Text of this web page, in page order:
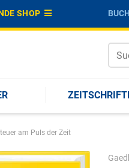
SHOP
am Puls der Zeit